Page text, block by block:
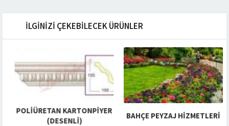
İLGİNİZİ ÇEKEBİLECEK ÜRÜNLER
POLIÜRETAN KARTONPIYER
(DESENLI)
BAHÇE PEYZAJ HIZMETLERI